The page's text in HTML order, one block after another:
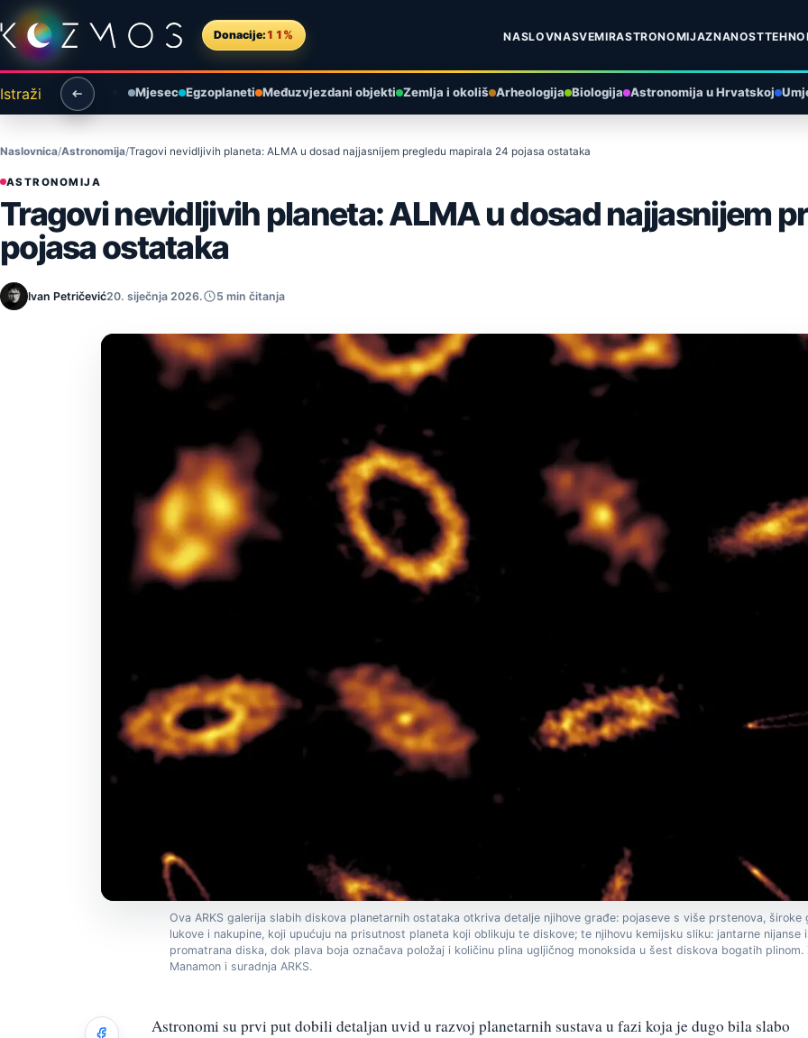
Preskoči na sadržaj
Donacije: 11% NASLOVNASVEMIRASTRONOMIJAZNANOST
Istraži Mjesec Egzoplaneti Međuzvjezdani objekti Zemlja i okoliš Arheologija Biologija Astronomija u Hrvatskoj
Naslovnica Astronomija Tragovi nevidljivih planeta: ALMA u dosad najjasnijem pregledu mapirala 24 pojasa ostataka
ASTRONOMIJA
Tragovi nevidljivih planeta: ALMA u dosad najjasnijem
pojasa ostataka
Ivan Petričević20. siječnja 2026. 5 min čitanja
Ova ARKS galerija slabih diskova planetarnih ostataka otkriva detalje njihove građe: pojaseve s više prstenova,
lukove i nakupine, koji upućuju na prisutnost planeta koji oblikuju te diskove; te njihovu kemijsku sliku: jantarne
promatrana diska, dok plava boja označava položaj i količinu plina ugljičnog monoksida u šest diskova bogatih plinom.
Manamon i suradnja ARKS.
Astronomi su prvi put dobili detaljan uvid u razvoj planetarnih sustava u fazi koja je dugo bila slabo